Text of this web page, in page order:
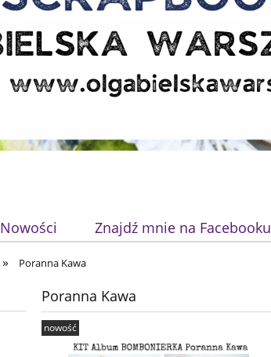
Nowości Znajdź mnie na Facebooku
» Poranna Kawa
Poranna Kawa
nowość